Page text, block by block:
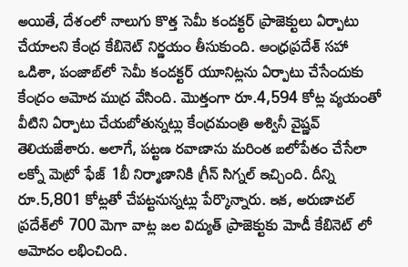
అయితే, దేశంలో నాలుగు కొత్త సెమీ కండక్టర్‌ ప్రాజెక్టులు ఏర్పాటు
చేయాలని కేంద్ర కేబినెట్ నిర్ణయం తీసుకుంది. ఆంధ్రప్రదేశ్ సహా
ఒడిశా, పంజాబ్‌లో సెమీ కండక్టర్‌ యూనిట్లను ఏర్పాటు చేసేందుకు
కేంద్రం ఆమోద ముద్ర వేసింది. మొత్తంగా రూ.4,594 కోట్ల వ్యయంతో
వీటిని ఏర్పాటు చేయబోతున్నట్లు కేంద్రమంత్రి అశ్వినీ వైష్ణవ్‌
తెలియజేశారు. అలాగే, పట్టణ రవాణాను మరింత బలోపేతం చేసేలా
లక్నో మెట్రో ఫేజ్‌ 1బీ నిర్మాణానికి గ్రీన్ సిగ్నల్ ఇచ్చింది. దీన్ని
రూ.5,801 కోట్లతో చేపట్టనున్నట్లు పేర్కొన్నారు. ఇక, అరుణాచల్‌
ప్రదేశ్‌లో 700 మెగా వాట్ల జల విద్యుత్‌ ప్రాజెక్టుకు మోడీ కేబినెట్ లో
ఆమోదం లభించింది.